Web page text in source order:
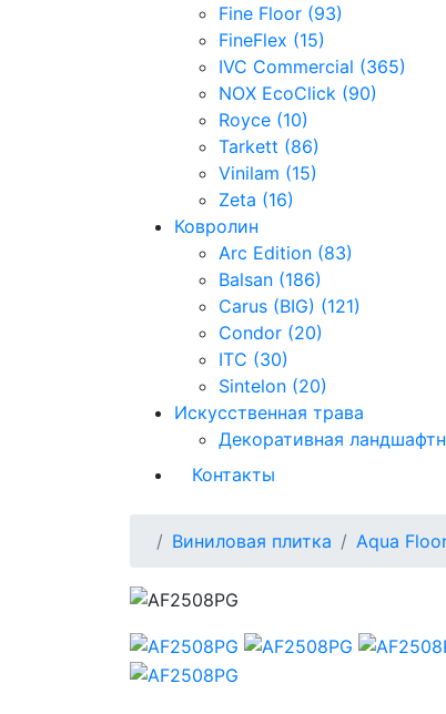
Fine Floor (93)
FineFlex (15)
IVC Commercial (365)
NOX EcoClick (90)
Royce (10)
Tarkett (86)
Vinilam (15)
Zeta (16)
Ковролин
Arc Edition (83)
Balsan (186)
Carus (BIG) (121)
Condor (20)
ITC (30)
Sintelon (20)
Искусственная трава
Декоративная
Контакты
Виниловая плитка Aqua